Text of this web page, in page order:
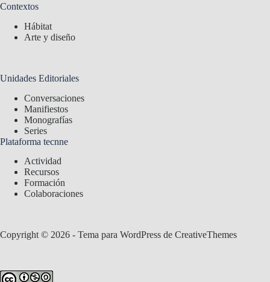
Contextos
Hábitat
Arte y diseño
Unidades Editoriales
Conversaciones
Manifiestos
Monografías
Series
Plataforma tecnne
Actividad
Recursos
Formación
Colaboraciones
Copyright © 2026 - Tema para WordPress de CreativeThemes